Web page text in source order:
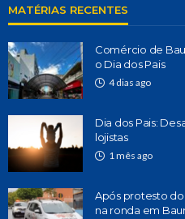
MATÉRIAS RECENTES
Comércio de
o Dia dos Pais
4 dias ago
Dia dos Pais:
lojistas
1 mês ago
Após protesto
na ronda em